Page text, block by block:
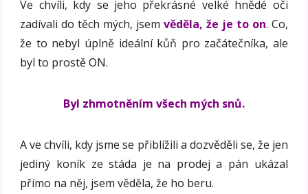
Ve chvíli, kdy se jeho překrásné velké hnědé oči
zadívali do těch mých, jsem věděla, že je to on. Co,
že to nebyl úplně ideální kůň pro začátečníka, ale
byl to prostě ON.
Byl zhmotněním všech mých snů.
A ve chvíli, kdy jsme se přiblížili a dozvěděli se, že jen
jediný koník ze stáda je na prodej a pán ukázal
přímo na něj, jsem věděla, že ho beru.